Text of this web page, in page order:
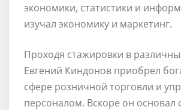
экономики, статистики и
изучал экономику и маркетинг.
Проходя стажировки в
Евгений Киндонов приобрел
сфере розничной торговли и
персоналом. Вскоре он основал